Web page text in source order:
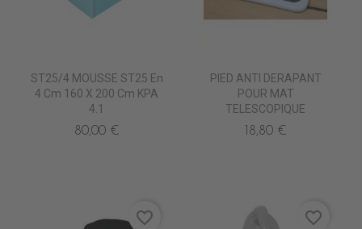
ST25/4 MOUSSE ST25 En
4 Cm 160 X 200 Cm KPA
4.1
80,00 €
PIED ANTI DERAPANT
POUR MAT
TELESCOPIQUE
18,80 €
favorite_border favorite_border